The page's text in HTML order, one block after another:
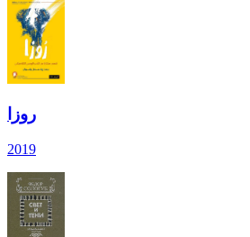
روزا
2019